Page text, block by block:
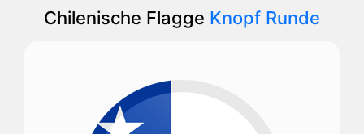
Chilenische Flagge Knopf Runde